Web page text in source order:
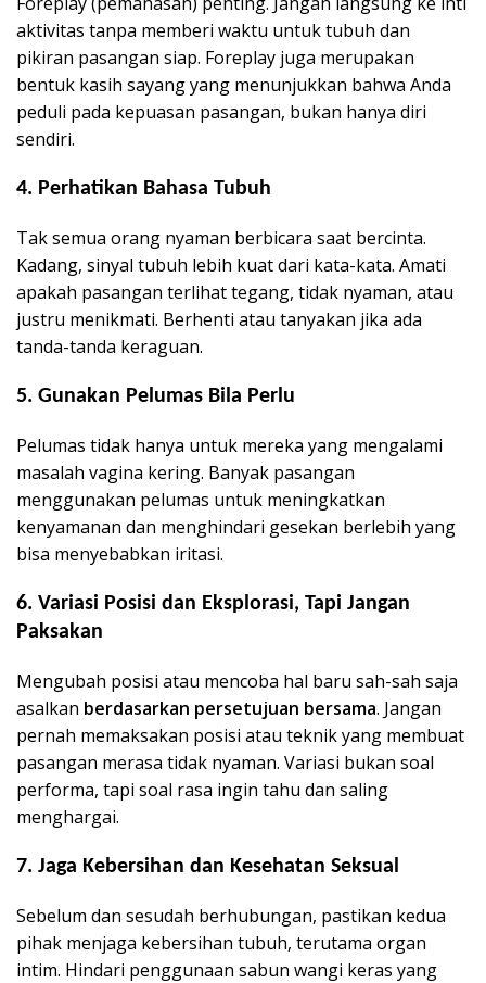
aktivitas tanpa memberi waktu untuk tubuh dan
pikiran pasangan siap. Foreplay juga merupakan
bentuk kasih sayang yang menunjukkan bahwa Anda
peduli pada kepuasan pasangan, bukan hanya diri
sendiri.
4. Perhatikan Bahasa Tubuh
Tak semua orang nyaman berbicara saat bercinta.
Kadang, sinyal tubuh lebih kuat dari kata-kata. Amati
apakah pasangan terlihat tegang, tidak nyaman, atau
justru menikmati. Berhenti atau tanyakan jika ada
tanda-tanda keraguan.
5. Gunakan Pelumas Bila Perlu
Pelumas tidak hanya untuk mereka yang mengalami
masalah vagina kering. Banyak pasangan
menggunakan pelumas untuk meningkatkan
kenyamanan dan menghindari gesekan berlebih yang
bisa menyebabkan iritasi.
6. Variasi Posisi dan Eksplorasi, Tapi Jangan
Paksakan
Mengubah posisi atau mencoba hal baru sah-sah saja
asalkan berdasarkan persetujuan bersama. Jangan
pernah memaksakan posisi atau teknik yang membuat
pasangan merasa tidak nyaman. Variasi bukan soal
performa, tapi soal rasa ingin tahu dan saling
menghargai.
7. Jaga Kebersihan dan Kesehatan Seksual
Sebelum dan sesudah berhubungan, pastikan kedua
pihak menjaga kebersihan tubuh, terutama organ
intim. Hindari penggunaan sabun wangi keras yang